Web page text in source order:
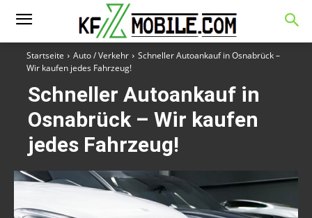
Startseite Auto / Verkehr
Schneller Autoankauf in Osnabrück –
Wir kaufen jedes Fahrzeug!
Schneller Autoankauf in
Osnabrück – Wir kaufen
jedes Fahrzeug!